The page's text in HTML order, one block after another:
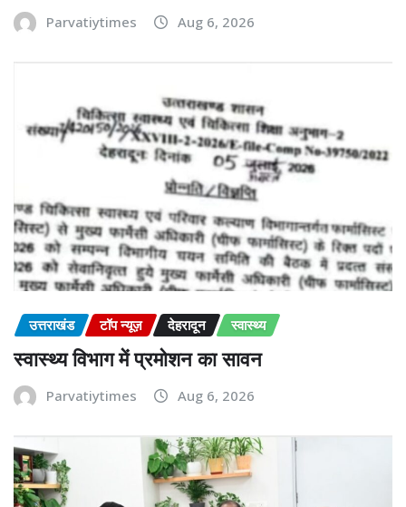
Parvatiytimes Aug 6, 2026
उत्तराखंड टॉप न्यूज़ देहरादून स्वास्थ्य
स्वास्थ्य विभाग में प्रमोशन का सावन
Parvatiytimes Aug 6, 2026